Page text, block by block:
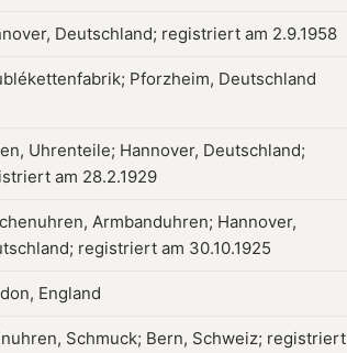
Deutschland; registriert am 2.9.1958
Pforzheim, Deutschland
Uhrenteile; Hannover, Deutschland;
am 28.2.1929
Armbanduhren; Hannover,
registriert am 30.10.1925
England
Schmuck; Bern, Schweiz; registriert